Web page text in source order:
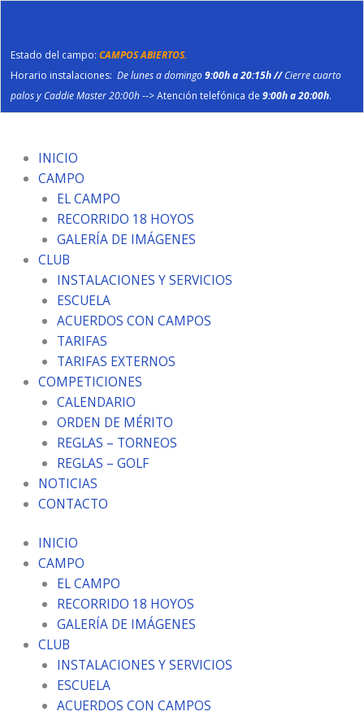
Estado del campo: CAMPOS ABIERTOS.
Horario instalaciones: De lunes a domingo9:00h a 20:15h //Cierre cuarto
palos y Caddie Master 20:00h--> Atención telefónica de 9:00h a 20:00h.
contenido
INICIO
CAMPO
EL CAMPO
RECORRIDO 18 HOYOS
GALERÍA DE IMÁGENES
CLUB
INSTALACIONES Y SERVICIOS
ESCUELA
ACUERDOS CON CAMPOS
TARIFAS
TARIFAS EXTERNOS
COMPETICIONES
CALENDARIO
ORDEN DE MÉRITO
REGLAS – TORNEOS
REGLAS – GOLF
NOTICIAS
CONTACTO
INICIO
CAMPO
EL CAMPO
RECORRIDO 18 HOYOS
GALERÍA DE IMÁGENES
CLUB
INSTALACIONES Y SERVICIOS
ESCUELA
ACUERDOS CON CAMPOS